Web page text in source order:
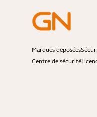
Marques déposées
Centre de sécurité